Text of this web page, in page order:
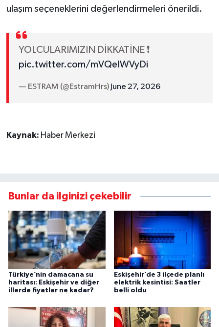
ulaşım seçeneklerini değerlendirmeleri önerildi.
YOLCULARIMIZIN DİKKATİNE ❗️
pic.twitter.com/mVQeIWVyDi
— ESTRAM (@EstramHrs) June 27, 2026
Kaynak: Haber Merkezi
Bunlar da ilginizi çekebilir
Türkiye’nin damacana su
haritası: Eskişehir ve diğer
illerde fiyatlar ne kadar?
Eskişehir’de 3 ilçede planlı
elektrik kesintisi: Saatler
belli oldu